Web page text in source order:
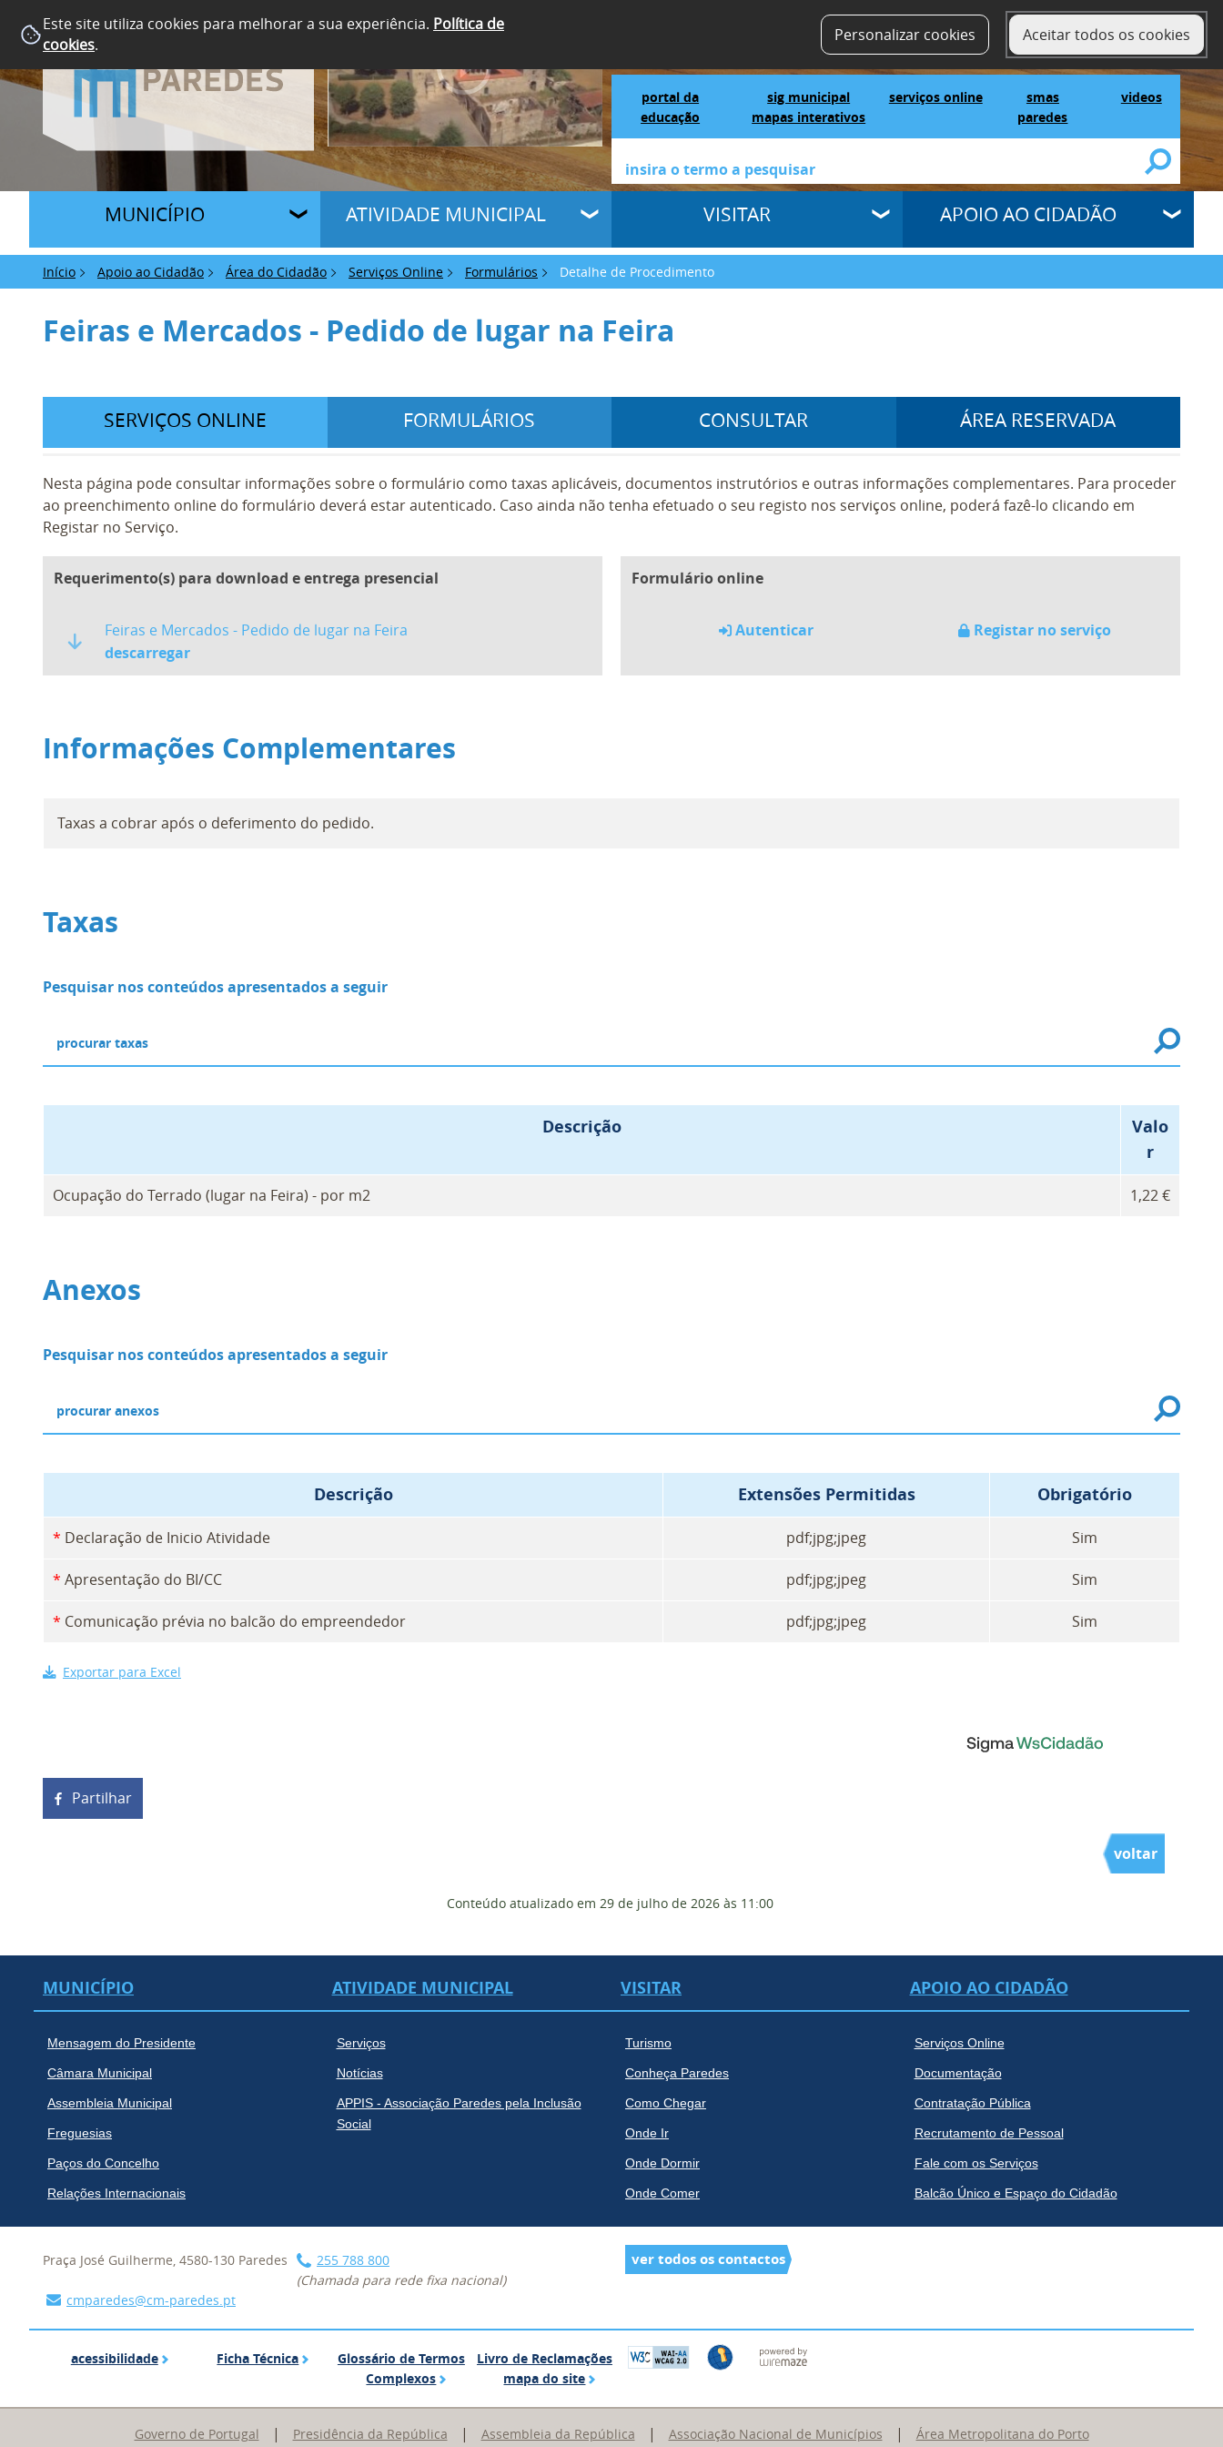
Este site utiliza cookies para melhorar a sua experiência. Política de
cookies. Personalizar cookies Aceitar todos os cookies
contactos SELECT LANGUAGE▼
portal da
educação
sig municipal
mapas interativos
serviços online
smas
paredes
videos
videos
MUNICÍPIO ATIVIDADE MUNICIPAL VISITAR APOIO AO CIDADÃO
Início Apoio ao Cidadão Área do Cidadão Serviços Online Formulários Detalhe de Procedimento
Feiras e Mercados - Pedido de lugar na Feira
SERVIÇOS ONLINE FORMULÁRIOS CONSULTAR ÁREA RESERVADA
Nesta página pode consultar informações sobre o formulário como taxas aplicáveis, documentos instrutórios e outras informações complementares. Para proceder
ao preenchimento online do formulário deverá estar autenticado. Caso ainda não tenha efetuado o seu registo nos serviços online, poderá fazê-lo clicando em
Registar no Serviço.
Requerimento(s) para download e entrega presencial
Feiras e Mercados - Pedido de lugar na Feira
descarregar
Formulário online
Autenticar Registar no serviço
Informações Complementares
Taxas a cobrar após o deferimento do pedido.
Taxas
Pesquisar nos conteúdos apresentados a seguir
Descrição
Valo
r
Ocupação do Terrado (lugar na Feira) - por m2 1,22 €
Anexos
Pesquisar nos conteúdos apresentados a seguir
Descrição Extensões Permitidas Obrigatório
* Declaração de Inicio Atividade pdf;jpg;jpeg Sim
* Apresentação do BI/CC pdf;jpg;jpeg Sim
* Comunicação prévia no balcão do empreendedor pdf;jpg;jpeg Sim
Exportar para Excel
Partilhar
voltar
Conteúdo atualizado em 29 de julho de 2026 às 11:00
MUNICÍPIO
Mensagem do Presidente
Câmara Municipal
Assembleia Municipal
Freguesias
Paços do Concelho
Relações Internacionais
ATIVIDADE MUNICIPAL
Serviços
Notícias
APPIS - Associação Paredes pela Inclusão
Social
VISITAR
Turismo
Conheça Paredes
Como Chegar
Onde Ir
Onde Dormir
Onde Comer
APOIO AO CIDADÃO
Serviços Online
Documentação
Contratação Pública
Recrutamento de Pessoal
Fale com os Serviços
Balcão Único e Espaço do Cidadão
Praça José Guilherme, 4580-130 Paredes
255 788 800
(Chamada para rede fixa nacional)
cmparedes@cm-paredes.pt
ver todos os contactos
acessibilidade
acessibilidade Ficha Técnica
Ficha Técnica Glossário de Termos Complexos
Glossário de Termos
Complexos
Livro de Reclamações
Livro de Reclamações
mapa do site
mapa do site
Governo de Portugal | Presidência da República | Assembleia da República | Associação Nacional de Municípios | Área Metropolitana do Porto